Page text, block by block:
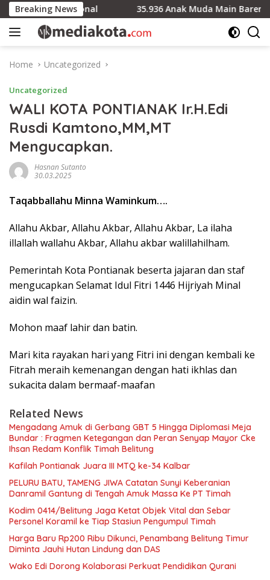
Skip
to
content
Breaking News
Nasional 35.936 Anak Muda Main Bareng di
Home Uncategorized
Uncategorized
WALI KOTA PONTIANAK Ir.H.Edi
Rusdi Kamtono,MM,MT
Mengucapkan.
Hasnan Sutanto
30.03.2025
Taqabballahu Minna Waminkum….
Allahu Akbar, Allahu Akbar, Allahu Akbar, La ilaha
illallah wallahu Akbar, Allahu akbar walillahilham.
Pemerintah Kota Pontianak beserta jajaran dan staf
mengucapkan Selamat Idul Fitri 1446 Hijriyah Minal
aidin wal faizin.
Mohon maaf lahir dan batin.
Mari kita rayakan hari yang Fitri ini dengan kembali ke
Fitrah meraih kemenangan dengan hati ikhlas dan
sukacita dalam bermaaf-maafan
Related News
Mengadang Amuk di Gerbang GBT 5 Hingga Diplomasi Meja
Bundar : Fragmen Ketegangan dan Peran Senyap Mayor Cke
Ihsan Redam Konflik Timah Belitung
Kafilah Pontianak Juara III MTQ ke-34 Kalbar
PELURU BATU, TAMENG JIWA Catatan Sunyi Keberanian
Danramil Gantung di Tengah Amuk Massa Ke PT Timah
Kodim 0414/Belitung Jaga Ketat Objek Vital dan Sebar
Personel Koramil ke Tiap Stasiun Pengumpul Timah
Harga Baru Rp200 Ribu Dikunci, Penambang Belitung Timur
Diminta Jauhi Hutan Lindung dan DAS
Wako Edi Dorong Kolaborasi Perkuat Pendidikan Qurani